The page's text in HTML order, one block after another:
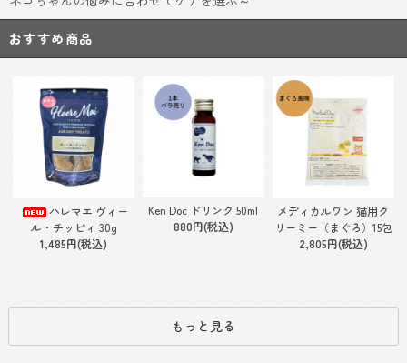
おすすめ商品
ハレマエ ヴィー
ル・チッピィ 30g
1,485円(税込)
Ken Doc ドリンク 50ml
880円(税込)
メディカルワン 猫用ク
リーミー（まぐろ）15包
2,805円(税込)
もっと見る